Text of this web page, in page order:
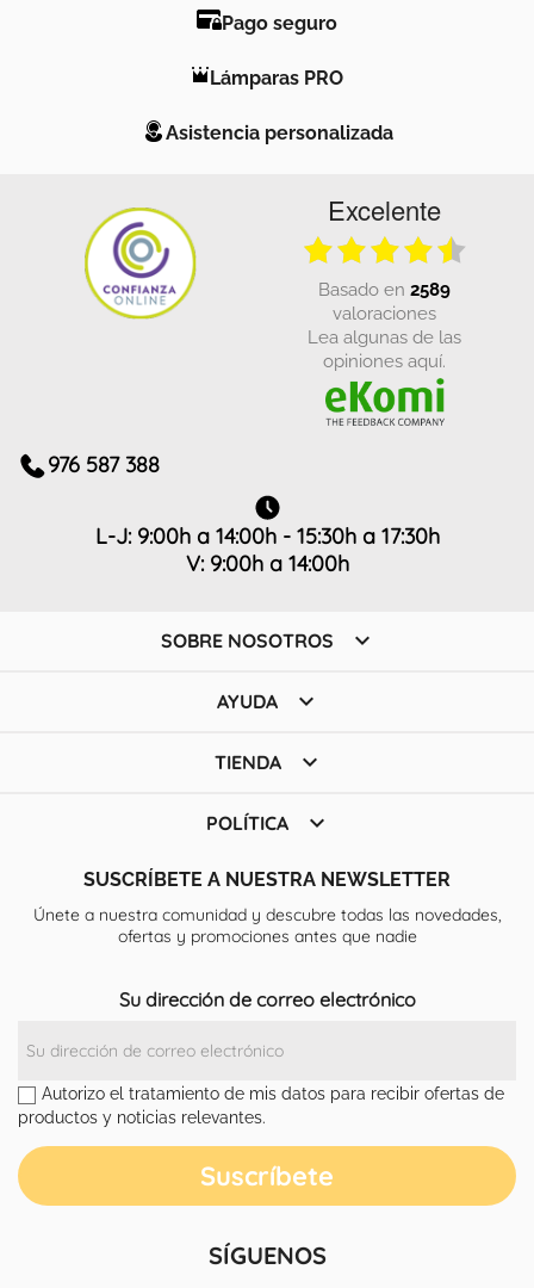
Pago seguro
Lámparas PRO
Asistencia personalizada
Excelente
basado en 2589
valoraciones
Lea algunas de las
opiniones aquí.
976 587 388
L-J: 9:00h a 14:00h - 15:30h a 17:30h
V: 9:00h a 14:00h
SOBRE NOSOTROS 
AYUDA 
TIENDA 
POLÍTICA 
SUSCRÍBETE A NUESTRA NEWSLETTER
Únete a nuestra comunidad y descubre todas las novedades,
ofertas y promociones antes que nadie
Su dirección de correo electrónico
Autorizo el tratamiento de mis datos para recibir ofertas de
productos y noticias relevantes.
SÍGUENOS